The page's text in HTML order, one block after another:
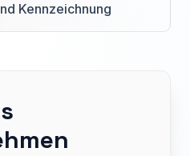
Kennzeichnung